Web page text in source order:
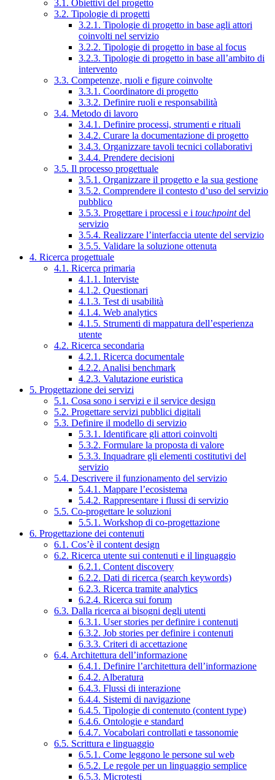
3.1. Obiettivi del progetto
3.2. Tipologie di progetti
3.2.1. Tipologie di progetto in base agli attori
coinvolti nel servizio
3.2.2. Tipologie di progetto in base al focus
3.2.3. Tipologie di progetto in base all’ambito di
intervento
3.3. Competenze, ruoli e figure coinvolte
3.3.1. Coordinatore di progetto
3.3.2. Definire ruoli e responsabilità
3.4. Metodo di lavoro
3.4.1. Definire processi, strumenti e rituali
3.4.2. Curare la documentazione di progetto
3.4.3. Organizzare tavoli tecnici collaborativi
3.4.4. Prendere decisioni
3.5. Il processo progettuale
3.5.1. Organizzare il progetto e la sua gestione
3.5.2. Comprendere il contesto d’uso del servizio
pubblico
3.5.3. Progettare i processi e i touchpointdel
servizio
3.5.4. Realizzare l’interfaccia utente del servizio
3.5.5. Validare la soluzione ottenuta
4. Ricerca progettuale
4.1. Ricerca primaria
4.1.1. Interviste
4.1.2. Questionari
4.1.3. Test di usabilità
4.1.4. Web analytics
4.1.5. Strumenti di mappatura dell’esperienza
utente
4.2. Ricerca secondaria
4.2.1. Ricerca documentale
4.2.2. Analisi benchmark
4.2.3. Valutazione euristica
5. Progettazione dei servizi
5.1. Cosa sono i servizi e il service design
5.2. Progettare servizi pubblici digitali
5.3. Definire il modello di servizio
5.3.1. Identificare gli attori coinvolti
5.3.2. Formulare la proposta di valore
5.3.3. Inquadrare gli elementi costitutivi del
servizio
5.4. Descrivere il funzionamento del servizio
5.4.1. Mappare l’ecosistema
5.4.2. Rappresentare i flussi di servizio
5.5. Co-progettare le soluzioni
5.5.1. Workshop di co-progettazione
6. Progettazione dei contenuti
6.1. Cos’è il content design
6.2. Ricerca utente sui contenuti e il linguaggio
6.2.1. Content discovery
6.2.2. Dati di ricerca (search keywords)
6.2.3. Ricerca tramite analytics
6.2.4. Ricerca sui forum
6.3. Dalla ricerca ai bisogni degli utenti
6.3.1. User stories per definire i contenuti
6.3.2. Job stories per definire i contenuti
6.3.3. Criteri di accettazione
6.4. Architettura dell’informazione
6.4.1. Definire l’architettura dell’informazione
6.4.2. Alberatura
6.4.3. Flussi di interazione
6.4.4. Sistemi di navigazione
6.4.5. Tipologie di contenuto (content type)
6.4.6. Ontologie e standard
6.4.7. Vocabolari controllati e tassonomie
6.5. Scrittura e linguaggio
6.5.1. Come leggono le persone sul web
6.5.2. Le regole per un linguaggio semplice
6.5.3. Microtesti